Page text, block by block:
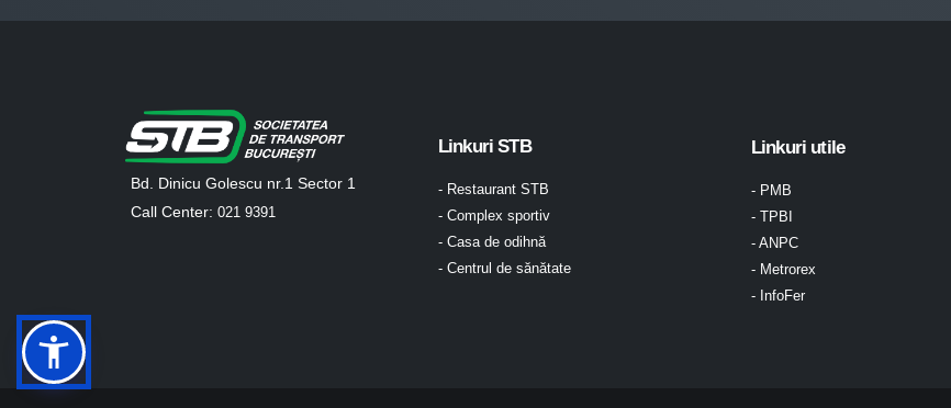
Bd. Dinicu Golescu nr.1 Sector 1
Call Center: 021 9391
Linkuri STB
- Restaurant STB
- Complex sportiv
- Casa de odihnă
- Centrul de sănătate
Linkuri utile
- PMB
- TPBI
- ANPC
- Metrorex
- InfoFer